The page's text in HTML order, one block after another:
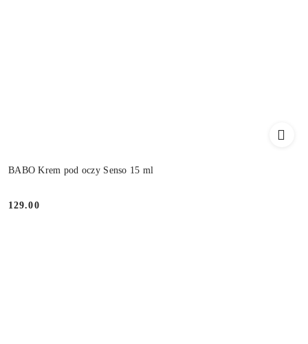
BABO Krem pod oczy Senso 15 ml
Cena:
129.00